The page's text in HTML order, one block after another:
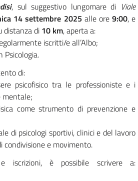
, sul suggestivo lungomare di Viale
14 settembre 2025 alle ore 9:00, e
distanza di 10 km, aperta a:
iscritti/e all’Albo;
Psicologia.
di:
psicofisico tra le professioniste e i
mentale;
come strumento di prevenzione e
di psicologi sportivi, clinici e del lavoro
condivisione e movimento.
iscrizioni, è possibile scrivere a: